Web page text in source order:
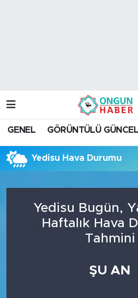
GENEL GÖRÜNTÜLÜ GÜNCEL
Yedisu Hava Durumu
Yedisu Bugün,
Haftalık Hava
Tahmini
ŞU AN
Trafik Durumu
Tüm Manşetler
Son Dakika Haberleri
Haber Arşivi